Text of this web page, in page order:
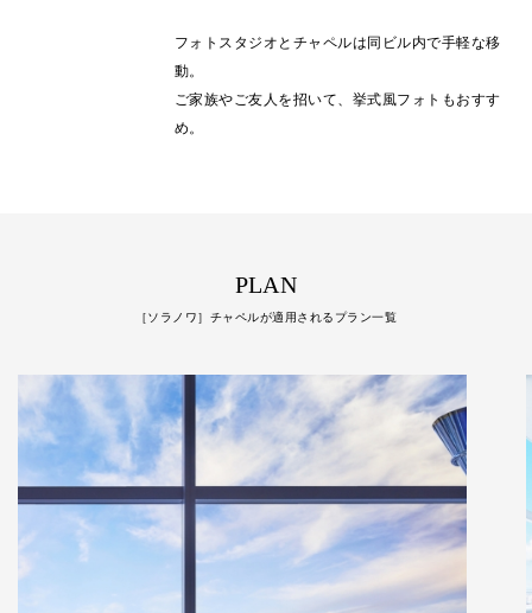
フォトスタジオとチャペルは同ビル内で手軽な移
動。
ご家族やご友人を招いて、挙式風フォトもおすす
め。
PLAN
［ソラノワ］チャペルが適用されるプラン一覧